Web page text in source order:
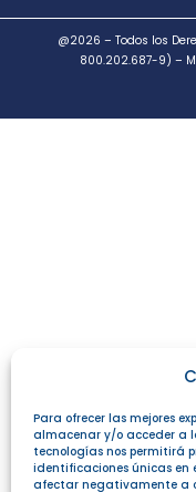
Para ofrecer las mejores
almacenar y/o acceder a
tecnologías nos permitirá
identificaciones únicas en
afectar negativamente a
@2026 – Todos los
800.202.687-9) –